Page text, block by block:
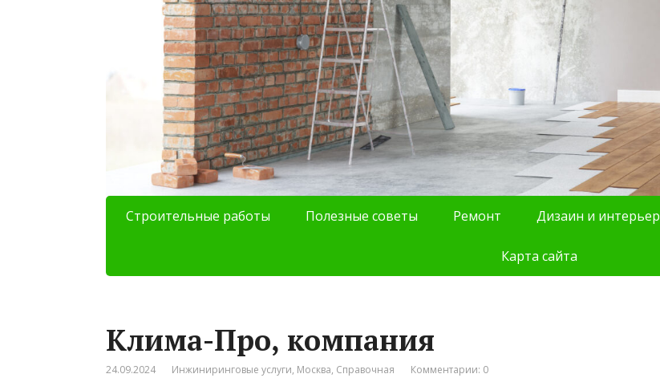
Строительные работы Полезные советы Ремонт Дизаин и интерьер
Карта сайта
Клима-Про, компания
24.09.2024 Инжиниринговые услуги, Москва, Справочная Комментарии: 0